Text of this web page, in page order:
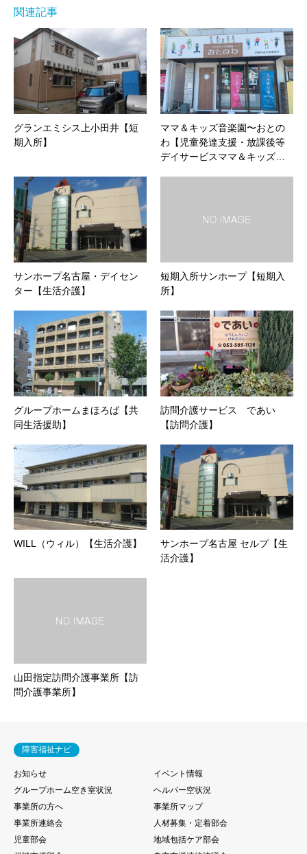
関連記事
グランエミシス上小田井【短
期入所】
ママ＆キッズ音楽園〜おとの
わ【児童発達支援・放課後等
デイサービスママ＆キッズ…
サンホープ名古屋・デイセン
ター【生活介護】
短期入所サンホープ【短期入
所】
グループホームまほろば【共
同生活援助】
訪問介護サービス であい
【訪問介護】
WILL（ウィル）【生活介護】
サンホープ名古屋 セルプ【生
活介護】
山田指定訪問介護事業所【訪
問介護事業所】
障害福祉ナビ
お知らせ
イベント情報
グループホーム空き室状況
ヘルパー空状況
事業所の方へ
事業所マップ
事業所連絡会
人材募集・定着部会
児童部会
地域包括ケア部会